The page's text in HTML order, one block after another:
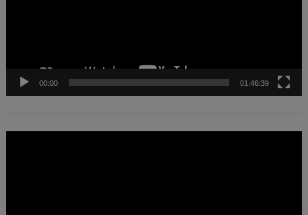
00:00 01:46:39